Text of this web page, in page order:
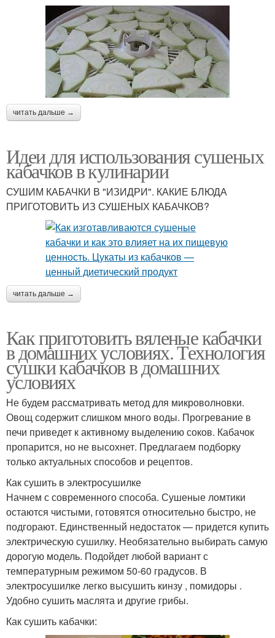
читать дальше →
Идеи для использования сушеных
кабачков в кулинарии
СУШИМ КАБАЧКИ В "ИЗИДРИ". КАКИЕ БЛЮДА
ПРИГОТОВИТЬ ИЗ СУШЕНЫХ КАБАЧКОВ?
читать дальше →
Как приготовить вяленые кабачки
в домашних условиях. Технология
сушки кабачков в домашних
условиях
Не будем рассматривать метод для микроволновки.
Овощ содержит слишком много воды. Прогревание в
печи приведет к активному выделению соков. Кабачок
пропарится, но не высохнет. Предлагаем подборку
только актуальных способов и рецептов.
Как сушить в электросушилке
Начнем с современного способа. Сушеные ломтики
остаются чистыми, готовятся относительно быстро, не
подгорают. Единственный недостаток — придется купить
электрическую сушилку. Необязательно выбирать самую
дорогую модель. Подойдет любой вариант с
температурным режимом 50-60 градусов. В
электросушилке легко высушить кинзу , помидоры .
Удобно сушить маслята и другие грибы.
Как сушить кабачки: